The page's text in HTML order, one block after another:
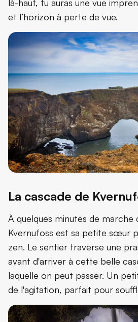
là-haut, tu auras une vue
et l’horizon à perte de vue.
La cascade de
À quelques minutes de marche
Kvernufoss est sa petite sœur
zen. Le sentier traverse une
avant d'arriver à cette belle
laquelle on peut passer. Un
de l'agitation, parfait pour